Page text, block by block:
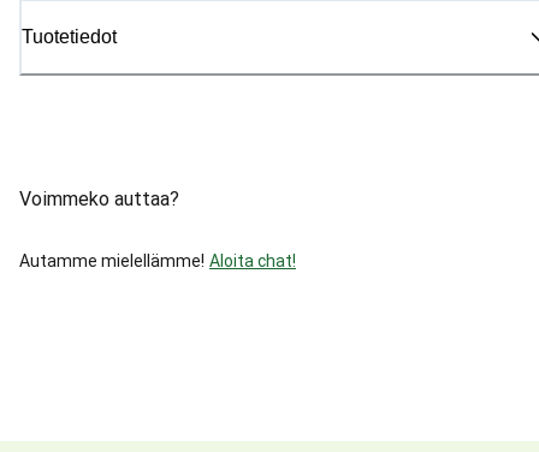
Tuotetiedot
Voimmeko auttaa?
Autamme mielellämme! Aloita chat!